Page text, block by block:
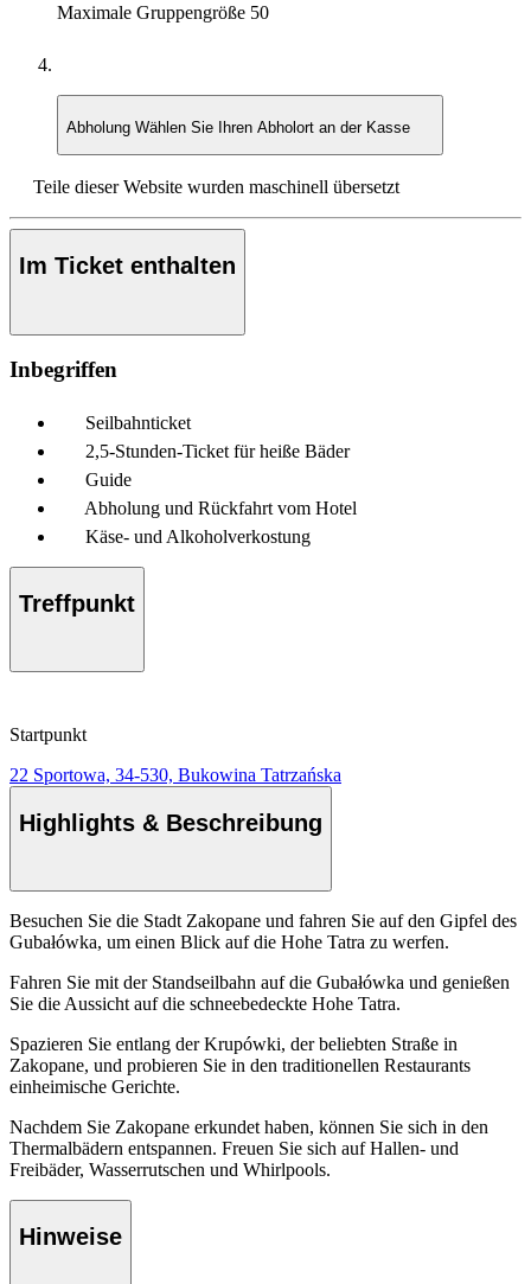
Maximale Gruppengröße 50
Abholung Wählen Sie Ihren Abholort an der Kasse
Teile dieser Website wurden maschinell übersetzt
Im Ticket enthalten
Inbegriffen
Seilbahnticket
2,5-Stunden-Ticket für heiße Bäder
Guide
Abholung und Rückfahrt vom Hotel
Käse- und Alkoholverkostung
Treffpunkt
Startpunkt
22 Sportowa, 34-530, Bukowina Tatrzańska
Highlights & Beschreibung
Besuchen Sie die Stadt Zakopane und fahren Sie auf den Gipfel des
Gubałówka, um einen Blick auf die Hohe Tatra zu werfen.
Fahren Sie mit der Standseilbahn auf die Gubałówka und genießen
Sie die Aussicht auf die schneebedeckte Hohe Tatra.
Spazieren Sie entlang der Krupówki, der beliebten Straße in
Zakopane, und probieren Sie in den traditionellen Restaurants
einheimische Gerichte.
Nachdem Sie Zakopane erkundet haben, können Sie sich in den
Thermalbädern entspannen. Freuen Sie sich auf Hallen- und
Freibäder, Wasserrutschen und Whirlpools.
Hinweise